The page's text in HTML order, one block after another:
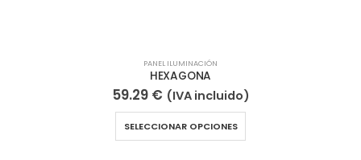
PANEL ILUMINACIÓN
HEXAGONA
59.29 € (IVA incluido)
SELECCIONAR OPCIONES
Este producto tiene múltiples variantes. Las opciones se pueden elegir en la página de producto